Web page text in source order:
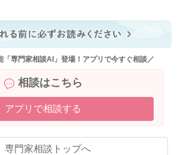
「専門家相談AI」登場！アプリで今すぐ相談／
相談はこちら
アプリで相談する
専門家相談トップへ